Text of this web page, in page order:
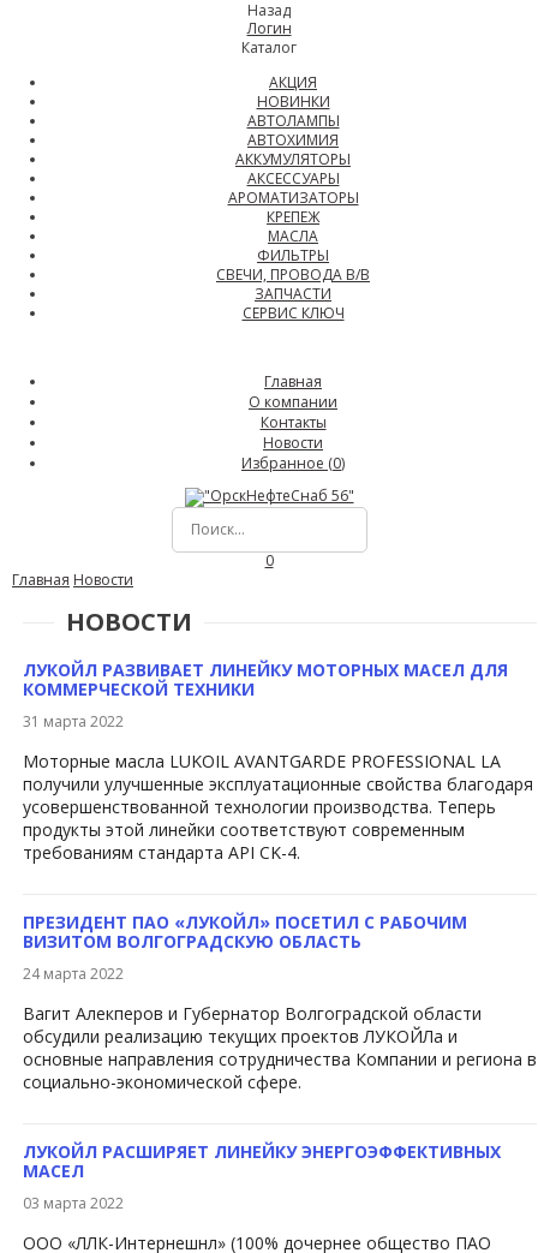
Назад
Логин
Каталог
АКЦИЯ
НОВИНКИ
АВТОЛАМПЫ
АВТОХИМИЯ
АККУМУЛЯТОРЫ
АКСЕССУАРЫ
АРОМАТИЗАТОРЫ
КРЕПЕЖ
МАСЛА
ФИЛЬТРЫ
СВЕЧИ, ПРОВОДА В/В
ЗАПЧАСТИ
СЕРВИС КЛЮЧ
Главная
О компании
Контакты
Новости
Избранное (0)
0
Главная Новости
НОВОСТИ
ЛУКОЙЛ РАЗВИВАЕТ ЛИНЕЙКУ МОТОРНЫХ МАСЕЛ ДЛЯ
КОММЕРЧЕСКОЙ ТЕХНИКИ
31 марта 2022
Моторные масла LUKOIL AVANTGARDE PROFESSIONAL LА
получили улучшенные эксплуатационные свойства благодаря
усовершенствованной технологии производства. Теперь
продукты этой линейки соответствуют современным
требованиям стандарта API CK-4.
ПРЕЗИДЕНТ ПАО «ЛУКОЙЛ» ПОСЕТИЛ С РАБОЧИМ
ВИЗИТОМ ВОЛГОГРАДСКУЮ ОБЛАСТЬ
24 марта 2022
Вагит Алекперов и Губернатор Волгоградской области
обсудили реализацию текущих проектов ЛУК​ОЙЛа ​и
основные направления сотрудничества Компании и региона в
социально-экономической сфере.
ЛУКОЙЛ РАСШИРЯЕТ ЛИНЕЙКУ ЭНЕРГОЭФФЕКТИВНЫХ
МАСЕЛ
03 марта 2022
​ООО «ЛЛК-Интернешнл» (100% дочернее общество ПАО